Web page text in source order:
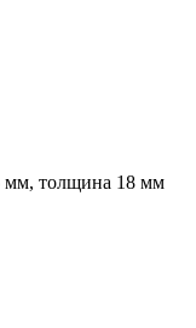
толщина 18 мм